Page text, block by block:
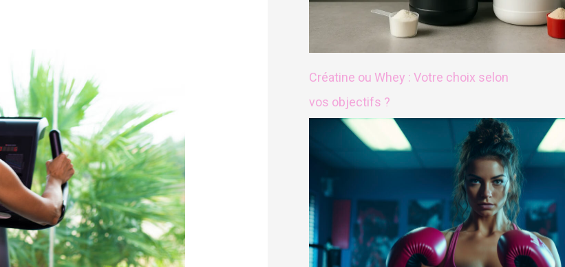
Créatine ou Whey : Votre choix selon
vos objectifs ?